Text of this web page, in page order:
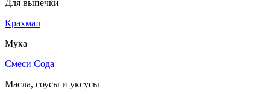
Для выпечки
Крахмал
Мука
Смеси Сода
Масла, соусы и уксусы